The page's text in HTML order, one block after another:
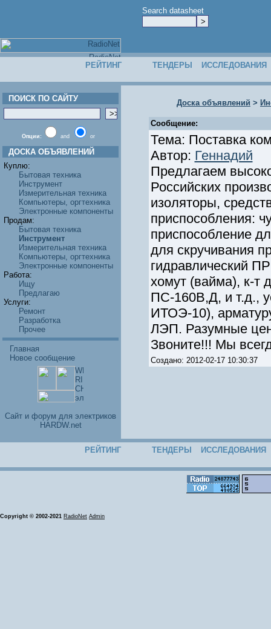
Search datasheet
РЕЙТИНГ ТЕНДЕРЫ ИССЛЕДОВАНИЯ
ПОИСК ПО САЙТУ
Опции: and or
ДОСКА ОБЪЯВЛЕНИЙ
Куплю:
Бытовая техника
Инструмент
Измерительная техника
Компьютеры, оргтехника
Электронные компоненты
Продам:
Бытовая техника
Инструмент
Измерительная техника
Компьютеры, оргтехника
Электронные компоненты
Работа:
Ищу
Предлагаю
Услуги:
Ремонт
Разработка
Прочее
Главная
Новое сообщение
Cайт и форум для электриков
HARDW.net
Доска объявлений >
Сообщение:
Тема: Поставка
Автор: Геннадий
Предлагаем
Российских
изоляторы,
приспособления:
приспособление
для скручивания
гидравлический
хомут (вайма), к-т
ПС-160В,Д, и т.д.,
ИТОЭ-10),
ЛЭП. Разумные
Звоните!!! Мы
Создано: 2012-02-17 10:30:37
РЕЙТИНГ ТЕНДЕРЫ ИССЛЕДОВАНИЯ
Copyright © 2002-2021 RadioNet Admin